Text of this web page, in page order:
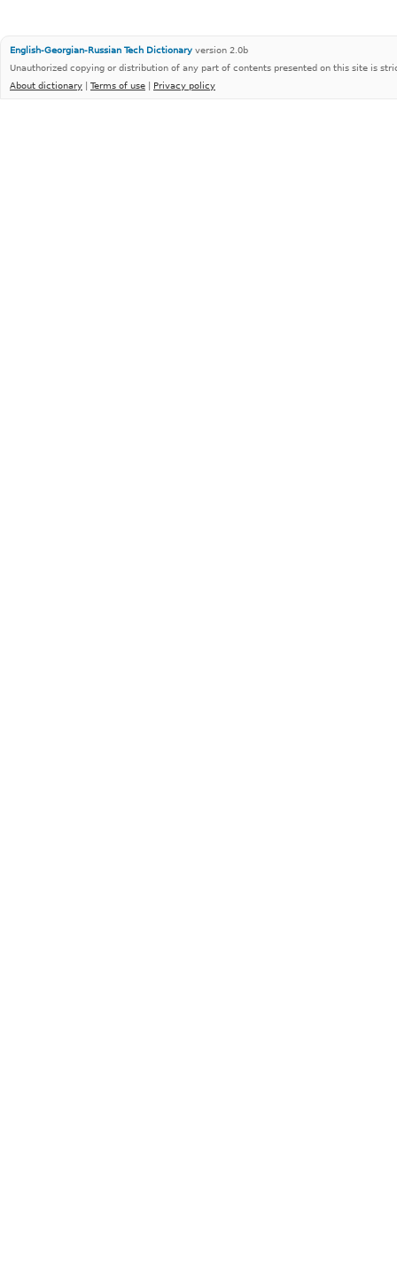
English-Georgian-Russian Tech Dictionary version 2.0b
Unauthorized copying or distribution of any part of contents presented on this site is
About dictionary | Terms of use | Privacy policy